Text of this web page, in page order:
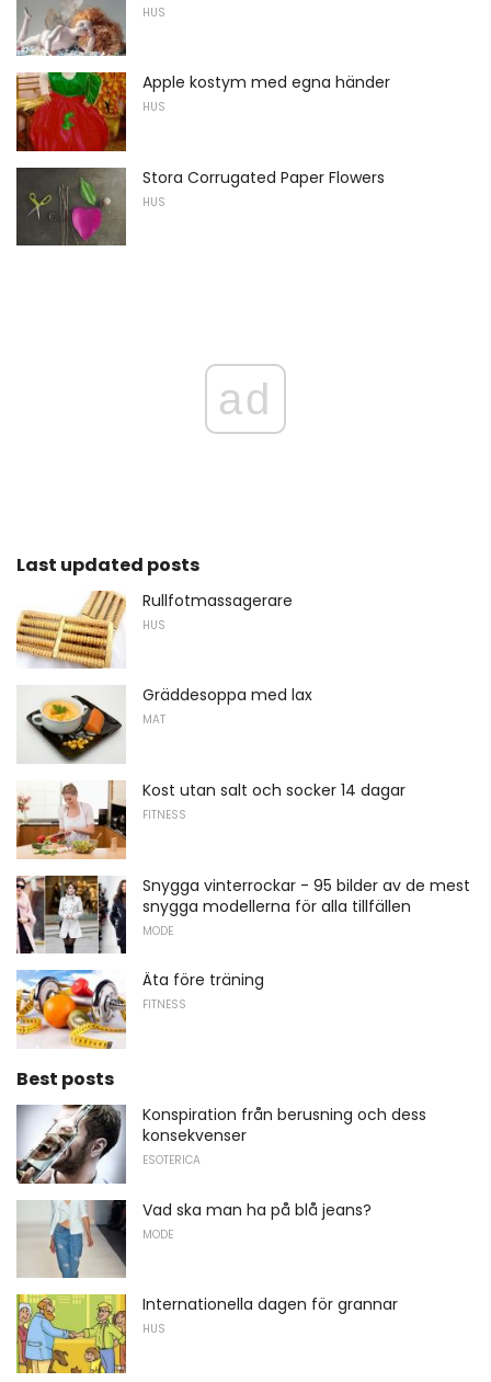
HUS
Apple kostym med egna händer
HUS
Stora Corrugated Paper Flowers
HUS
ad
Last updated posts
Rullfotmassagerare
HUS
Gräddesoppa med lax
MAT
Kost utan salt och socker 14 dagar
FITNESS
Snygga vinterrockar - 95 bilder av de mest
snygga modellerna för alla tillfällen
MODE
Äta före träning
FITNESS
Best posts
Konspiration från berusning och dess
konsekvenser
ESOTERICA
Vad ska man ha på blå jeans?
MODE
Internationella dagen för grannar
HUS